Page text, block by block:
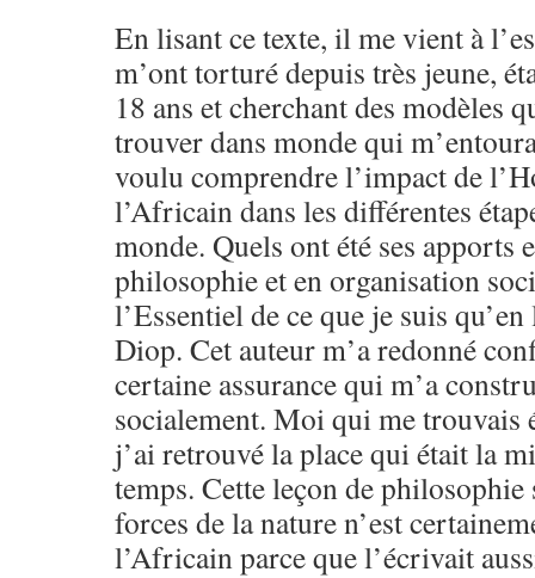
En lisant ce texte, il me vient à
m’ont torturé depuis très jeune,
18 ans et cherchant des modèles
trouver dans monde qui
voulu comprendre l’impact de
l’Africain dans les différentes
monde. Quels ont été ses apports
philosophie et en organisation
l’Essentiel de ce que je suis
Diop. Cet auteur m’a redonné
certaine assurance qui m’a
socialement. Moi qui me trouvais
j’ai retrouvé la place qui était la
temps. Cette leçon de
forces de la nature n’est
l’Africain parce que l’écrivait